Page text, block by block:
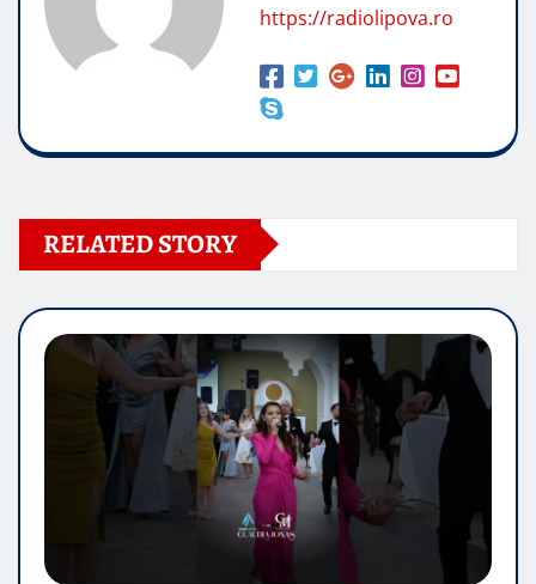
https://radiolipova.ro
RELATED STORY